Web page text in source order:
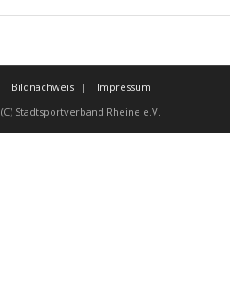
Bildnachweis
Impressum
(C) Stadtsportverband Rheine e.V.